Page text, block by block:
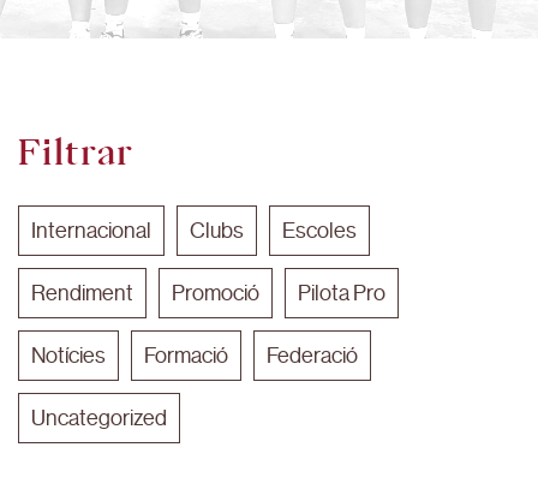
Filtrar
Internacional Clubs Escoles
Rendiment Promoció Pilota Pro
Notícies Formació Federació
Uncategorized